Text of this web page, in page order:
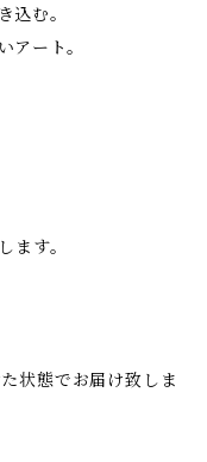
込む。
アート。
ます。
状態でお届け致しま